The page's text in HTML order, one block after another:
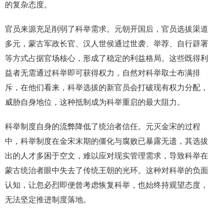
的复杂态度。
官员来源充足削弱了科举需求。元朝开国后，官员选拔渠道
多元，蒙古军政长官、汉人世侯通过世袭、举荐、自行辟署
等方式占据官场核心，形成了稳定的利益格局。这些既得利
益者无需通过科举即可获得权力，自然对科举取士布满排
斥，在他们看来，科举选拔的新官员会打破现有权力分配，
威胁自身地位，这种抵制成为科举重启的最大阻力。
科举制度自身的流弊降低了统治者信任。元灭金宋的过程
中，科举制度在金宋末期的僵化与腐败已暴露无遗，其选拔
出的人才多困于空文，难以应对现实管理需求，导致科举在
蒙古统治者眼中失去了传统王朝的光环。这种对科举的负面
认知，让忽必烈即便曾考虑恢复科举，也始终持观望态度，
无法坚定推进制度落地。